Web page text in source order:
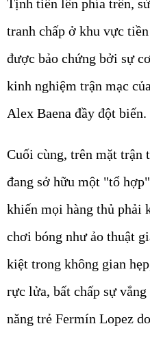
Tịnh tiến lên phía trên,
tranh chấp ở khu vực
được bảo chứng bởi sự
kinh nghiệm trận mạc
Alex Baena đầy đột biến.
Cuối cùng, trên mặt trận
đang sở hữu một "tổ
khiến mọi hàng thủ phải
chơi bóng như ảo thuật
kiệt trong không gian
rực lửa, bất chấp sự
năng trẻ Fermín Lopez